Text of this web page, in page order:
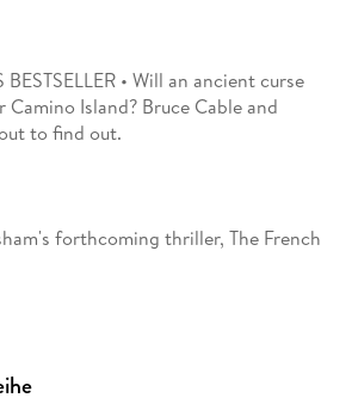
BESTSELLER • Will an ancient curse
Island? Bruce Cable and
forthcoming thriller, The French
her boyfriend, Thomas, in a seaside